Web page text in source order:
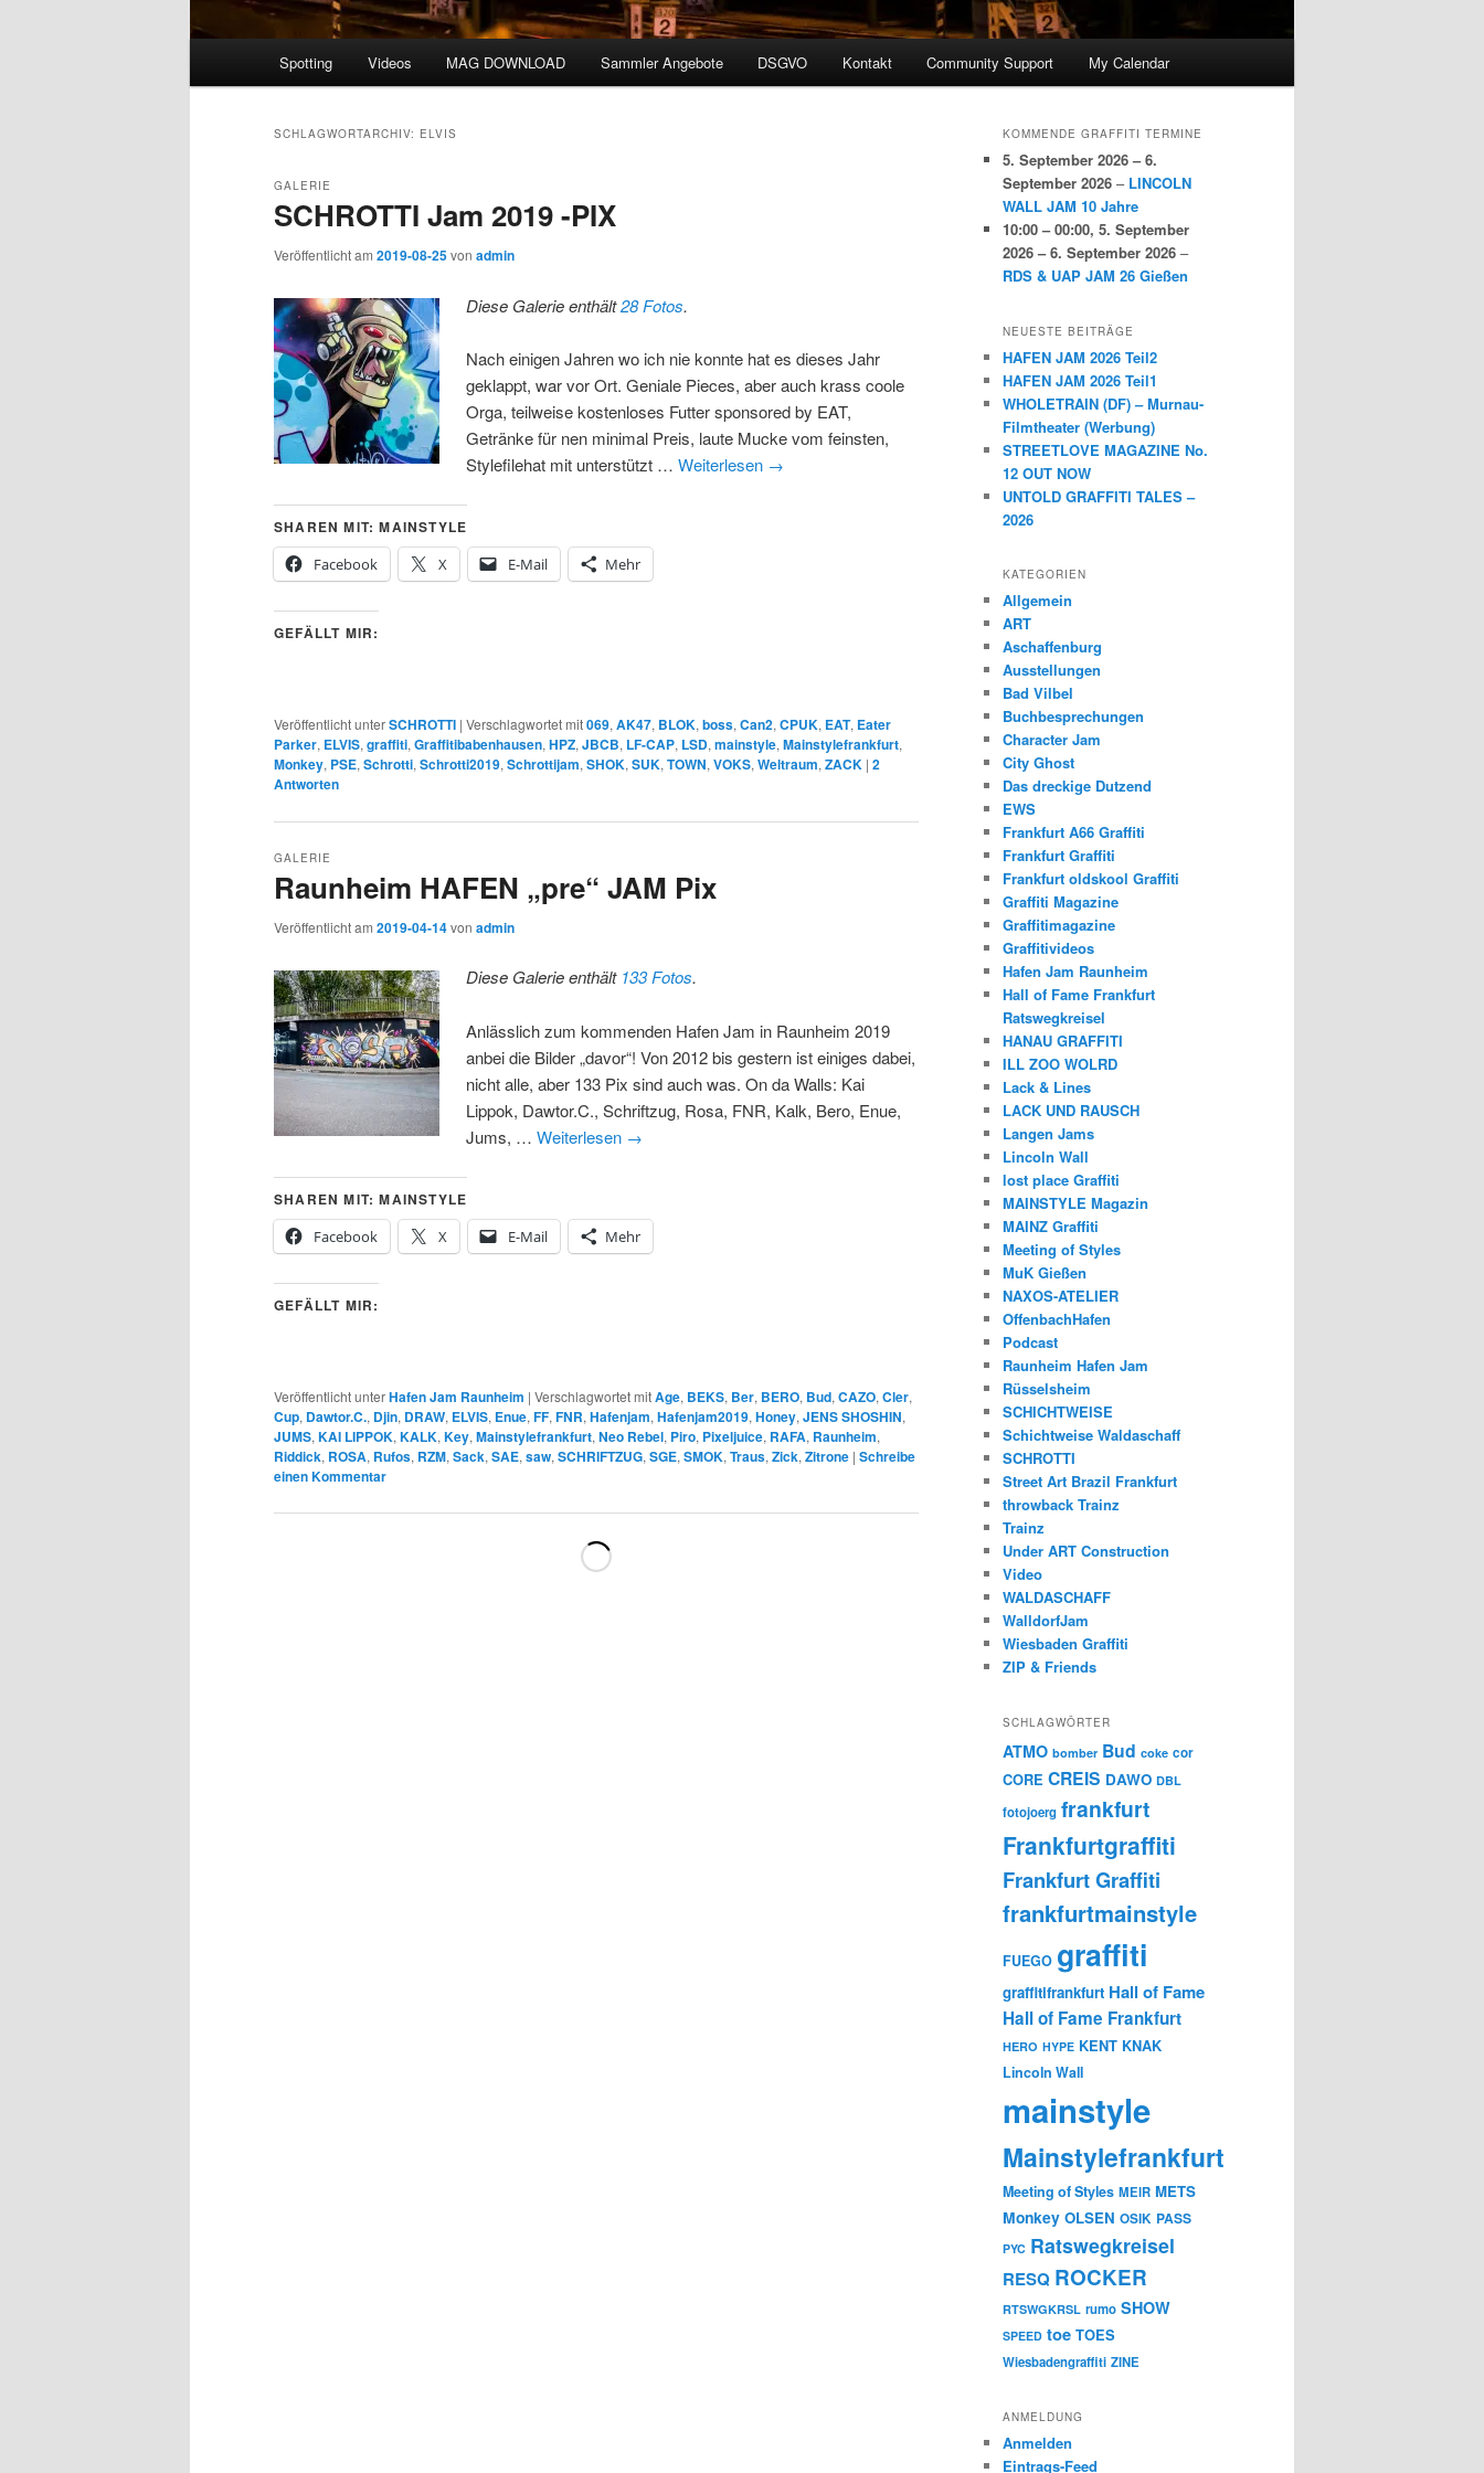
Spotting Videos MAG DOWNLOAD Sammler Angebote DSGVO Kontakt Community Support My Calendar
SCHLAGWORTARCHIV: ELVIS
SCHROTTI Jam 2019 -PIX
GALERIE
Veröffentlicht am 2019-08-25von admin
Diese Galerie enthält28 Fotos.
Nach einigen Jahren wo ich nie konnte hat es dieses Jahr
geklappt, war vor Ort. Geniale Pieces, aber auch krass coole
Orga, teilweise kostenloses Futter sponsored by EAT,
Getränke für nen minimal Preis, laute Mucke vom feinsten,
Stylefilehat mit unterstützt …Weiterlesen →
SHAREN MIT: MAINSTYLE
Facebook
X E-Mail Mehr
GEFÄLLT MIR:
Veröffentlicht unterSCHROTTI | Verschlagwortet mit069, AK47, BLOK, boss, Can2, CPUK, EAT, Eater
Parker, ELVIS, graffiti, Graffitibabenhausen, HPZ, JBCB, LF-CAP, LSD, mainstyle, Mainstylefrankfurt,
Monkey, PSE, Schrotti, Schrotti2019, Schrottijam, SHOK, SUK, TOWN, VOKS, Weltraum, ZACK | 2
Antworten
Raunheim HAFEN „pre“ JAM Pix
GALERIE
Veröffentlicht am 2019-04-14von admin
Diese Galerie enthält 133 Fotos.
Anlässlich zum kommenden Hafen Jam in Raunheim 2019
anbei die Bilder „davor“! Von 2012 bis gestern ist einiges dabei,
nicht alle, aber 133 Pix sind auch was. On da Walls: Kai
Lippok, Dawtor.C., Schriftzug, Rosa, FNR, Kalk, Bero, Enue,
Jums, …Weiterlesen →
SHAREN MIT: MAINSTYLE
Facebook
X E-Mail Mehr
GEFÄLLT MIR:
Veröffentlicht unterHafen Jam Raunheim | Verschlagwortet mitAge, BEKS, Ber, BERO, Bud, CAZO, Cler,
Cup, Dawtor.C., Djin, DRAW, ELVIS, Enue, FF, FNR, Hafenjam, Hafenjam2019, Honey, JENS SHOSHIN,
JUMS, KAI LIPPOK, KALK, Key, Mainstylefrankfurt, Neo Rebel, Piro, Pixeljuice, RAFA, Raunheim,
Riddick, ROSA, Rufos, RZM, Sack, SAE, saw, SCHRIFTZUG, SGE, SMOK, Traus, Zick, Zitrone | Schreibe
einen Kommentar
KOMMENDE GRAFFITI TERMINE
5. September 2026 – 6.
September 2026 – LINCOLN
WALL JAM 10 Jahre
10:00 – 00:00, 5. September
2026 – 6. September 2026 –
RDS & UAP JAM 26 Gießen
NEUESTE BEITRÄGE
HAFEN JAM 2026 Teil2
HAFEN JAM 2026 Teil1
WHOLETRAIN (DF) – Murnau-
Filmtheater (Werbung)
STREETLOVE MAGAZINE No.
12 OUT NOW
UNTOLD GRAFFITI TALES –
2026
KATEGORIEN
Allgemein
ART
Aschaffenburg
Ausstellungen
Bad Vilbel
Buchbesprechungen
Character Jam
City Ghost
Das dreckige Dutzend
EWS
Frankfurt A66 Graffiti
Frankfurt Graffiti
Frankfurt oldskool Graffiti
Graffiti Magazine
Graffitimagazine
Graffitivideos
Hafen Jam Raunheim
Hall of Fame Frankfurt
Ratswegkreisel
HANAU GRAFFITI
ILL ZOO WOLRD
Lack & Lines
LACK UND RAUSCH
Langen Jams
Lincoln Wall
lost place Graffiti
MAINSTYLE Magazin
MAINZ Graffiti
Meeting of Styles
MuK Gießen
NAXOS-ATELIER
OffenbachHafen
Podcast
Raunheim Hafen Jam
Rüsselsheim
SCHICHTWEISE
Schichtweise Waldaschaff
SCHROTTI
Street Art Brazil Frankfurt
throwback Trainz
Trainz
Under ART Construction
Video
WALDASCHAFF
WalldorfJam
Wiesbaden Graffiti
ZIP & Friends
SCHLAGWÖRTER
ATMO bomber Bud coke cor
CORE CREIS DAWO DBL
fotojoerg frankfurt
Frankfurtgraffiti
Frankfurt Graffiti
frankfurtmainstyle
FUEGO graffiti
graffitifrankfurt Hall of Fame
Hall of Fame Frankfurt
HERO HYPE KENT KNAK
Lincoln Wall
mainstyle
Mainstylefrankfurt
Meeting of Styles MEIR METS
Monkey OLSEN OSIK PASS
PYC Ratswegkreisel
RESQ ROCKER
RTSWGKRSL rumo SHOW
SPEED toe TOES
Wiesbadengraffiti ZINE
ANMELDUNG
Anmelden
Eintrags-Feed